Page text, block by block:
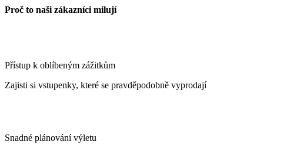
Proč to naši zákazníci milují
Přístup k oblíbeným zážitkům
Zajisti si vstupenky, které se pravděpodobně vyprodají
Snadné plánování výletu